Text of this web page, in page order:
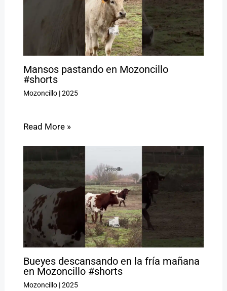
Mansos pastando en Mozoncillo
#shorts
Mozoncillo|2025
Read More »
Bueyes descansando en la fría mañana
en Mozoncillo #shorts
Mozoncillo|2025